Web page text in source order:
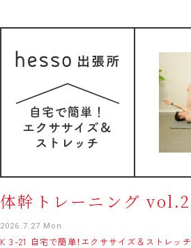
体幹トレーニング vol.2
2026.7.27 Mon
K 3-21 自宅で簡単！エクササイズ＆ストレッチ